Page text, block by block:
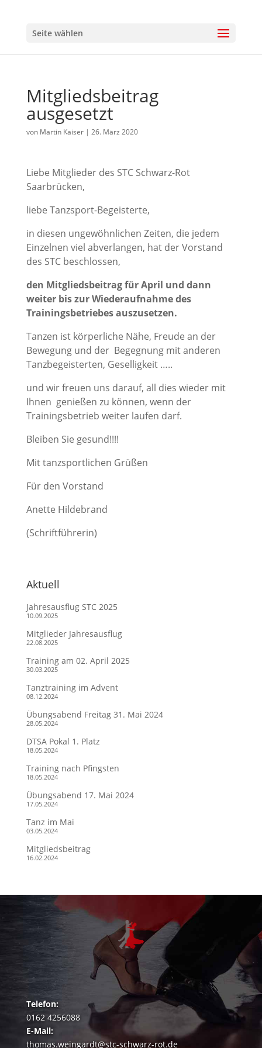
Seite wählen
Mitgliedsbeitrag
ausgesetzt
von Martin Kaiser| 26. März 2020
Liebe Mitglieder des STC Schwarz-Rot
Saarbrücken,
liebe Tanzsport-Begeisterte,
in diesen ungewöhnlichen Zeiten, die jedem
Einzelnen viel abverlangen, hat der Vorstand
des STC beschlossen,
den Mitgliedsbeitrag für April und dann
weiter bis zur Wiederaufnahme des
Trainingsbetriebes auszusetzen.
Tanzen ist körperliche Nähe, Freude an der
Bewegung und der Begegnung mit anderen
Tanzbegeisterten, Geselligkeit …..
und wir freuen uns darauf, all dies wieder mit
Ihnen genießen zu können, wenn der
Trainingsbetrieb weiter laufen darf.
Bleiben Sie gesund!!!!
Mit tanzsportlichen Grüßen
Für den Vorstand
Anette Hildebrand
(Schriftführerin)
Aktuell
Jahresausflug STC 2025
10.09.2025
Mitglieder Jahresausflug
22.08.2025
Training am 02. April 2025
30.03.2025
Tanztraining im Advent
08.12.2024
Übungsabend Freitag 31. Mai 2024
28.05.2024
DTSA Pokal 1. Platz
18.05.2024
Training nach Pfingsten
18.05.2024
Übungsabend 17. Mai 2024
17.05.2024
Tanz im Mai
03.05.2024
Mitgliedsbeitrag
16.02.2024
Telefon:
0162 4256088
E-Mail:
thomas.weingardt@stc-schwarz-rot.de